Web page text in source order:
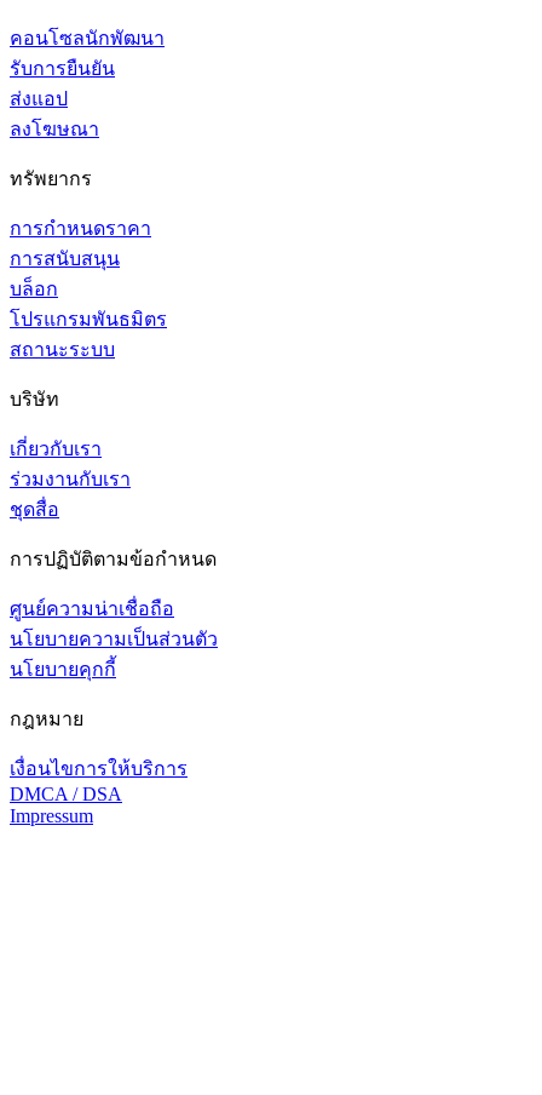
คอนโซลนักพัฒนา
รับการยืนยัน
ส่งแอป
ลงโฆษณา
ทรัพยากร
การกำหนดราคา
การสนับสนุน
บล็อก
โปรแกรมพันธมิตร
สถานะระบบ
บริษัท
เกี่ยวกับเรา
ร่วมงานกับเรา
ชุดสื่อ
การปฏิบัติตามข้อกำหนด
ศูนย์ความน่าเชื่อถือ
นโยบายความเป็นส่วนตัว
นโยบายคุกกี้
กฎหมาย
เงื่อนไขการให้บริการ
DMCA / DSA
Impressum